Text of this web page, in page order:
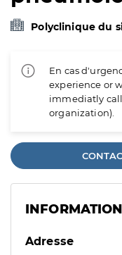
Polyclinique du
En cas
experience or
immediatly
organization).
Adresse